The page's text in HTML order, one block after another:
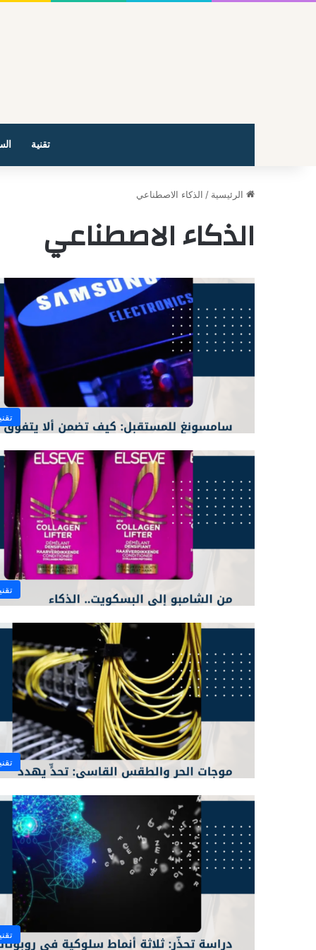
تقنية
الرئيسية / الذكاء الاصطناعي
الذكاء الاصطناعي